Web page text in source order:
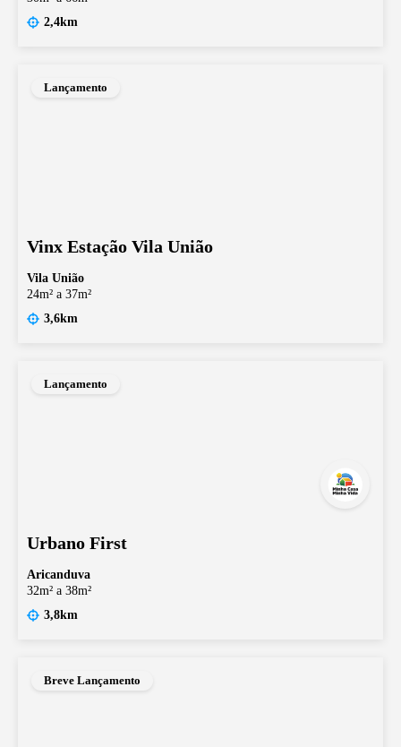
2,4km
Lançamento
Vinx Estação Vila União
Vila União
24m² a 37m²
3,6km
Lançamento
Urbano First
Aricanduva
32m² a 38m²
3,8km
Breve Lançamento